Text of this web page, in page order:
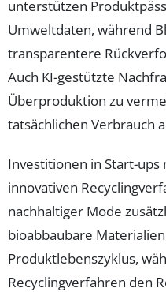
unterstützen
Umweltdaten, während
transparentere
Auch KI-gestützte
Überproduktion zu
tatsächlichen Verbrauch
Investitionen in Start-
innovativen
nachhaltiger Mode
bioabbaubare
Produktlebenszyklus,
Recyclingverfahren den